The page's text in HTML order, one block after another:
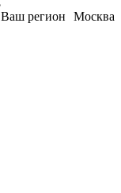
Москва
Ваш регион